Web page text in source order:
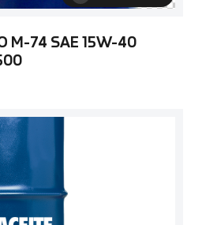
M-74 SAE 15W-40